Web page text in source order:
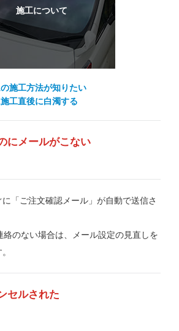
施工方法が知りたい
工直後に白濁する
にメールがこない
「ご注文確認メール」が自動で送信さ
絡のない場合は、メール設定の見直しを
セルされた